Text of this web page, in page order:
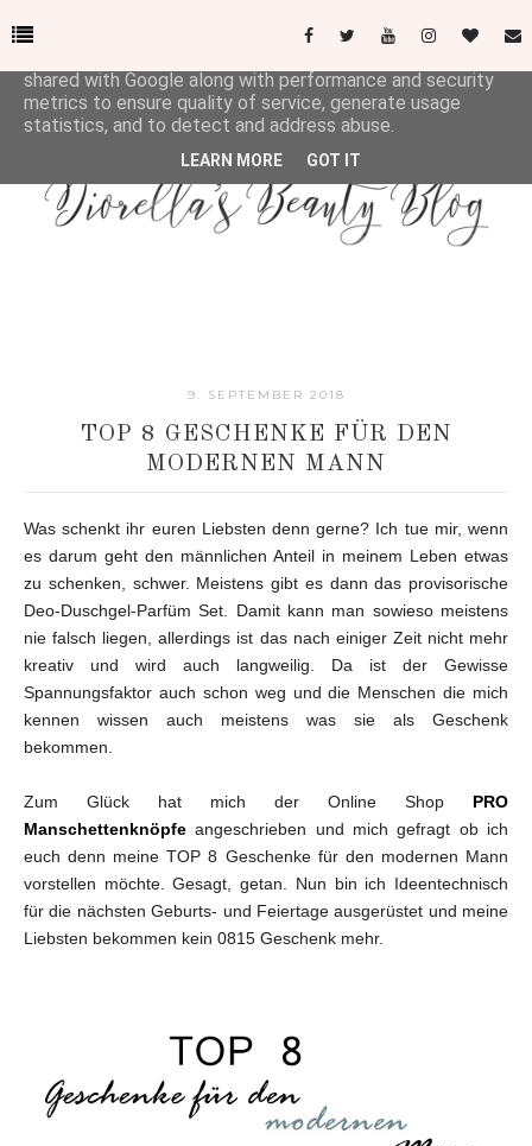
9. SEPTEMBER 2018
TOP 8 GESCHENKE FÜR DEN
MODERNEN MANN
Was schenkt ihr euren Liebsten denn gerne? Ich tue mir, wenn
es darum geht den männlichen Anteil in meinem Leben etwas
zu schenken, schwer. Meistens gibt es dann das provisorische
Deo-Duschgel-Parfüm Set. Damit kann man sowieso meistens
nie falsch liegen, allerdings ist das nach einiger Zeit nicht mehr
kreativ und wird auch langweilig. Da ist der Gewisse
Spannungsfaktor auch schon weg und die Menschen die mich
kennen wissen auch meistens was sie als Geschenk
bekommen.
Zum Glück hat mich der Online Shop PRO
Manschettenknöpfe angeschrieben und mich gefragt ob ich
euch denn meine TOP 8 Geschenke für den modernen Mann
vorstellen möchte. Gesagt, getan. Nun bin ich Ideentechnisch
für die nächsten Geburts- und Feiertage ausgerüstet und meine
Liebsten bekommen kein 0815 Geschenk mehr.
This site uses cookies from Google to deliver its services
shared with Google along with performance and security
metrics to ensure quality of service, generate usage
statistics, and to detect and address abuse.
LEARN MORE GOT IT